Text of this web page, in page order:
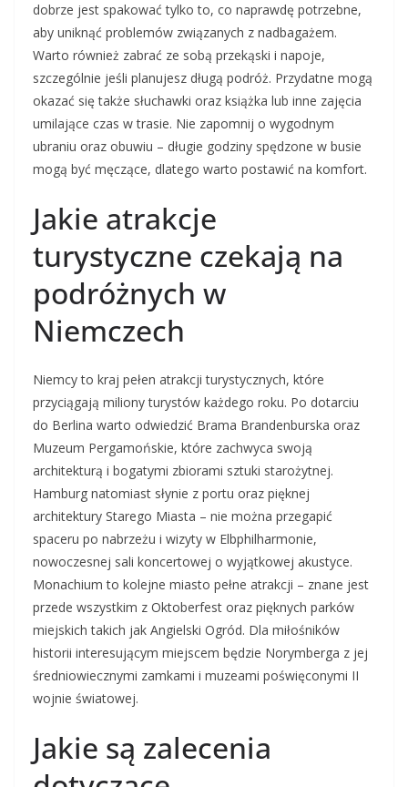
dobrze jest spakować tylko to, co naprawdę potrzebne,
aby uniknąć problemów związanych z nadbagażem.
Warto również zabrać ze sobą przekąski i napoje,
szczególnie jeśli planujesz długą podróż. Przydatne mogą
okazać się także słuchawki oraz książka lub inne zajęcia
umilające czas w trasie. Nie zapomnij o wygodnym
ubraniu oraz obuwiu – długie godziny spędzone w busie
mogą być męczące, dlatego warto postawić na komfort.
Jakie atrakcje
turystyczne czekają na
podróżnych w
Niemczech
Niemcy to kraj pełen atrakcji turystycznych, które
przyciągają miliony turystów każdego roku. Po dotarciu
do Berlina warto odwiedzić Brama Brandenburska oraz
Muzeum Pergamońskie, które zachwyca swoją
architekturą i bogatymi zbiorami sztuki starożytnej.
Hamburg natomiast słynie z portu oraz pięknej
architektury Starego Miasta – nie można przegapić
spaceru po nabrzeżu i wizyty w Elbphilharmonie,
nowoczesnej sali koncertowej o wyjątkowej akustyce.
Monachium to kolejne miasto pełne atrakcji – znane jest
przede wszystkim z Oktoberfest oraz pięknych parków
miejskich takich jak Angielski Ogród. Dla miłośników
historii interesującym miejscem będzie Norymberga z jej
średniowiecznymi zamkami i muzeami poświęconymi II
wojnie światowej.
Jakie są zalecenia